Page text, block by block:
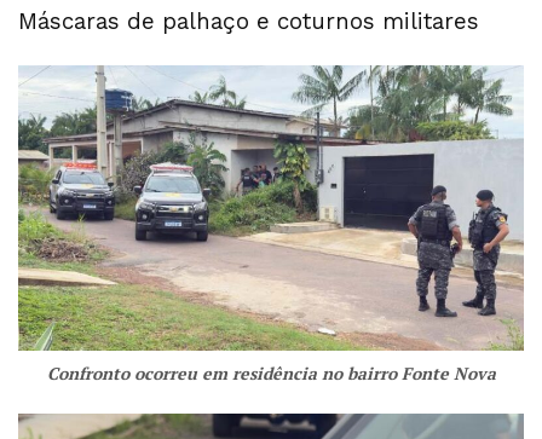
Máscaras de palhaço e coturnos militares
Confronto ocorreu em residência no bairro Fonte Nova